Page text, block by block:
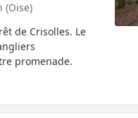
(Oise)
de Crisolles. Le
promenade.